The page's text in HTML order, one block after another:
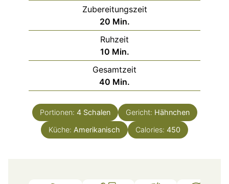
Zubereitungszeit
20Minuten
Min.
Ruhzeit
10Minuten
Min.
Gesamtzeit
40 Minuten
Min.
Portionen: 4 Schalen Gericht: Hähnchen
Küche: Amerikanisch Calories: 450